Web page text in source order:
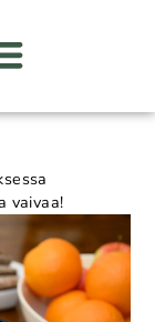
vaivaa!